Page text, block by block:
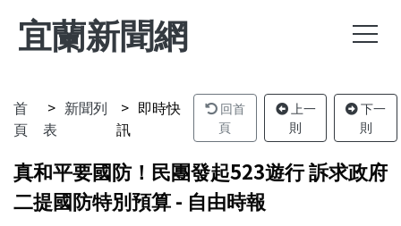
宜蘭新聞網
首
頁
新聞列
表
即時快
訊
回首
頁
上一
則
下一
則
真和平要國防！民團發起523遊行 訴求政府
二提國防特別預算 - 自由時報